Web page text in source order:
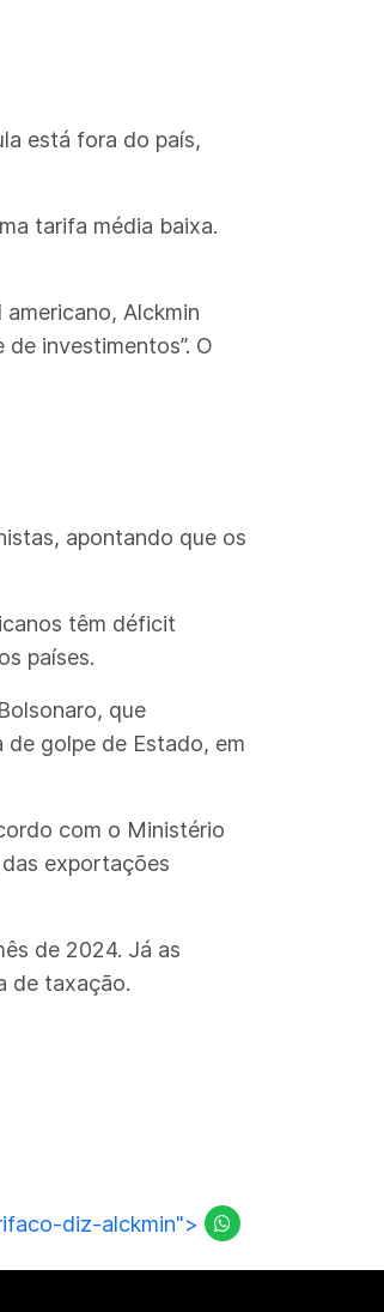
está fora do país,
tarifa média baixa.
Alckmin
investimentos”. O
apontando que os
têm déficit
países.
que
golpe de Estado, em
com o Ministério
exportações
de 2024. Já as
de taxação.
diz-alckmin">